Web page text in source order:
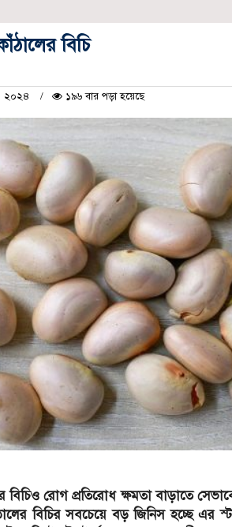
বিচি
২০২৪ ১৯৬ বার পড়া হয়েছে
রোগ প্রতিরোধ ক্ষমতা বাড়াতে
বিচির সবচেয়ে বড় জিনিস হচ্ছে এর